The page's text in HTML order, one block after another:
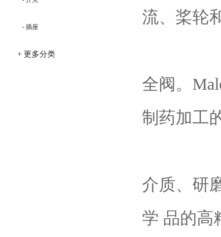
- 插座
+ 更多分类
流、桨轮
全阀。
制药加工
介质、研
学 品的高